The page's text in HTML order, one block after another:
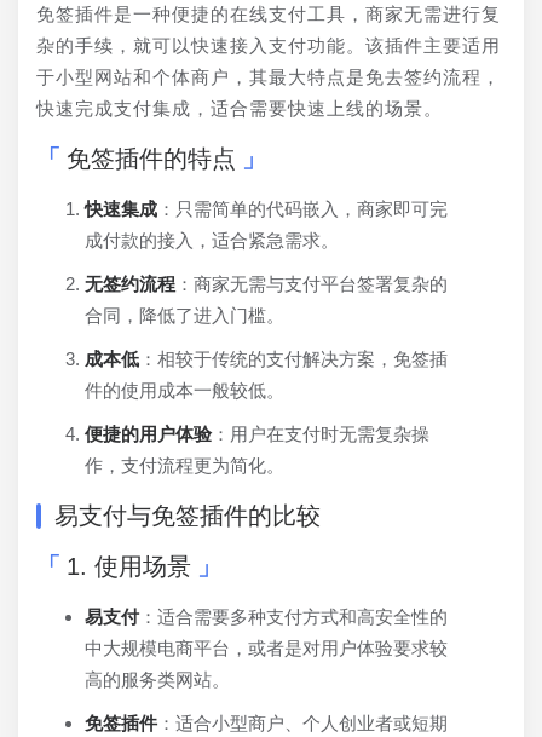
免签插件是一种便捷的在线支付工具，商家无需进行复
杂的手续，就可以快速接入支付功能。该插件主要适用
于小型网站和个体商户，其最大特点是免去签约流程，
快速完成支付集成，适合需要快速上线的场景。
免签插件的特点
快速集成 ：只需简单的代码嵌入，商家即可完
成付款的接入，适合紧急需求。
无签约流程 ：商家无需与支付平台签署复杂的
合同，降低了进入门槛。
成本低 ：相较于传统的支付解决方案，免签插
件的使用成本一般较低。
便捷的用户体验：用户在支付时无需复杂操
作，支付流程更为简化。
易支付与免签插件的比较
1. 使用场景
易支付：适合需要多种支付方式和高安全性的
中大规模电商平台，或者是对用户体验要求较
高的服务类网站。
免签插件 ：适合小型商户、个人创业者或短期